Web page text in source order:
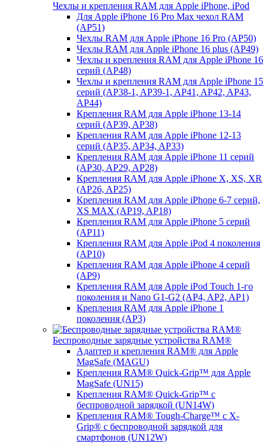
Чехлы и крепления RAM для Apple iPhone, iPod
Для Apple iPhone 16 Pro Max чехол RAM
(AP51)
Чехлы RAM для Apple iPhone 16 Pro (AP50)
Чехлы RAM для Apple iPhone 16 plus (AP49)
Чехлы и крепления RAM для Apple iPhone 16
серий (AP48)
Чехлы и крепления RAM для Apple iPhone 15
серий (AP38-1, AP39-1, AP41, AP42, AP43,
AP44)
Крепления RAM для Apple iPhone 13-14
серий (AP39, AP38)
Крепления RAM для Apple iPhone 12-13
серий (AP35, AP34, AP33)
Крепления RAM для Apple iPhone 11 серий
(AP30, AP29, AP28)
Крепления RAM для Apple iPhone X, XS, XR
(AP26, AP25)
Крепления RAM для Apple iPhone 6-7 серий,
XS MAX (AP19, AP18)
Крепления RAM для Apple iPhone 5 серий
(AP11)
Крепления RAM для Apple iPod 4 поколения
(AP10)
Крепления RAM для Apple iPhone 4 серий
(AP9)
Крепления RAM для Apple iPod Touch 1-го
поколения и Nano G1-G2 (AP4, AP2, AP1)
Крепления RAM для Apple iPhone 1
поколения (AP3)
Беспроводные зарядные устройства RAM®
Адаптер и крепления RAM® для Apple
MagSafe (MAGU)
Крепления RAM® Quick-Grip™ для Apple
MagSafe (UN15)
Крепления RAM® Quick-Grip™ с
беспроводной зарядкой (UN14W)
Крепления RAM® Tough-Charge™ с X-
Grip® с беспроводной зарядкой для
смартфонов (UN12W)